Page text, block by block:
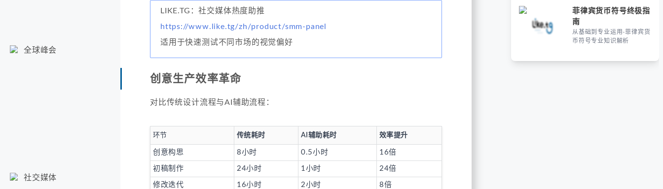
全球峰会
社交媒体
LIKE.TG：社交媒体热度助推
https://www.like.tg/zh/product/smm-panel
适用于快速测试不同市场的视觉偏好
创意生产效率革命
对比传统设计流程与AI辅助流程：
环节 传统耗时 AI辅助耗时 效率提升
创意构思 8小时 0.5小时 16倍
初稿制作 24小时 1小时 24倍
修改迭代 16小时 2小时 8倍
菲律宾货币符号终极指
南
从基础到专业运用-菲律宾货
币符号专业知识解析